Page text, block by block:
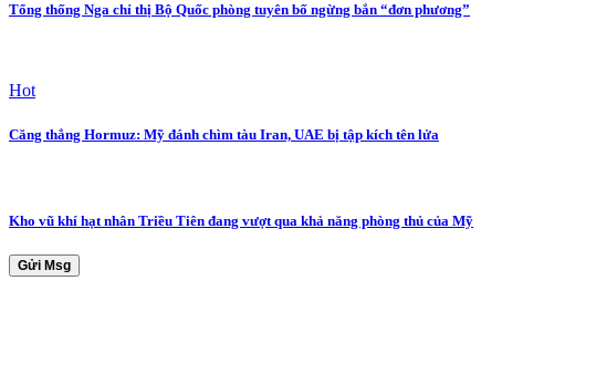
Tổng thống Nga chỉ thị Bộ Quốc phòng tuyên bố ngừng bắn “đơn phương”
Hot
Căng thẳng Hormuz: Mỹ đánh chìm tàu Iran, UAE bị tập kích tên lửa
Kho vũ khí hạt nhân Triều Tiên đang vượt qua khả năng phòng thủ của Mỹ
Gửi Msg